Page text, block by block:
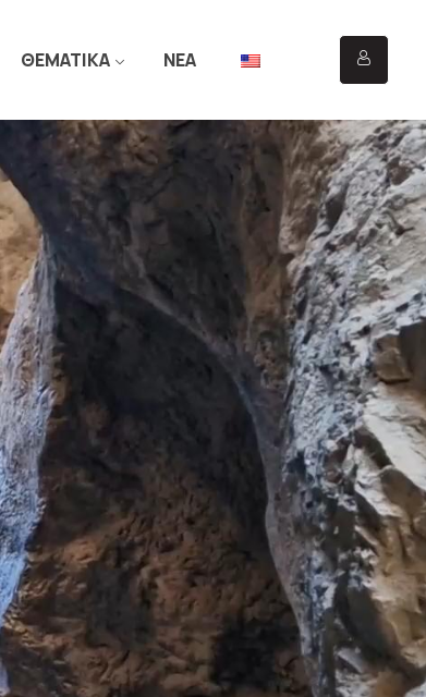
ΘΕΜΑΤΙΚΑ ΝΕΑ